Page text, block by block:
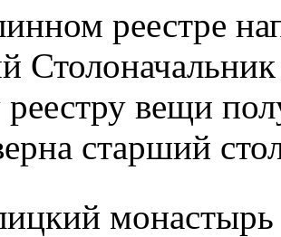
реестре
вещи
старший
монастырь